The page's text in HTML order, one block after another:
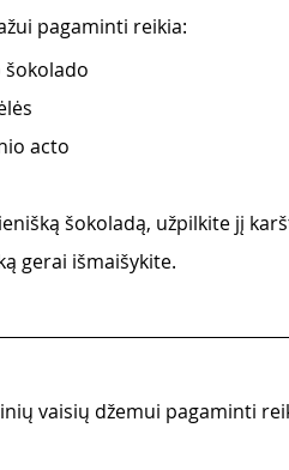
pagaminti reikia:
šokolado
acto
šokoladą, užpilkite jį
gerai išmaišykite.
vaisių džemui pagaminti